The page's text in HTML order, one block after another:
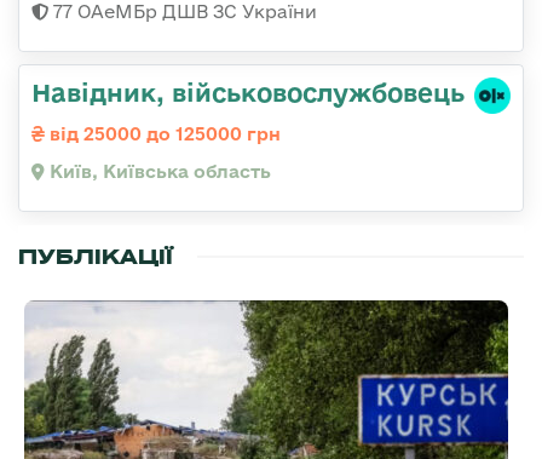
77 ОАеМБр ДШВ ЗС України
Навідник, військовослужбовець
від 25000 до 125000 грн
Київ, Київська область
ПУБЛІКАЦІЇ